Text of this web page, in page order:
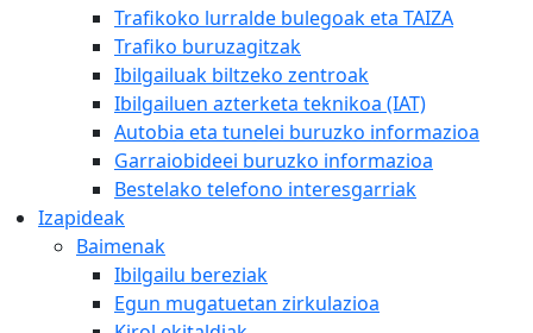
Trafikoko lurralde bulegoak eta TAIZA
Trafiko buruzagitzak
Ibilgailuak biltzeko zentroak
Ibilgailuen azterketa teknikoa (IAT)
Autobia eta tunelei buruzko informazioa
Garraiobideei buruzko informazioa
Bestelako telefono interesgarriak
Izapideak
Baimenak
Ibilgailu bereziak
Egun mugatuetan zirkulazioa